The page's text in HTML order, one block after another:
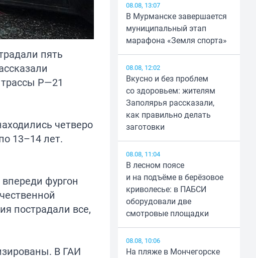
пять
Р—21
четверо
13–14 лет.
фургон
пострадали все,
В ГАИ
08.08, 13:07
В Мурманске завершается
муниципальный этап
марафона «Земля спорта»
08.08, 12:02
Вкусно и без проблем
со здоровьем: жителям
Заполярья рассказали,
как правильно делать
заготовки
08.08, 11:04
В лесном поясе
и на подъёме в берёзовое
криволесье: в ПАБСИ
оборудовали две
смотровые площадки
08.08, 10:06
На пляже в Мончегорске